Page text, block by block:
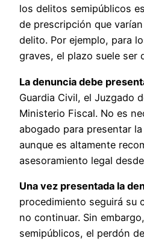
los delitos semipúblicos
de prescripción que
delito. Por ejemplo, para
graves, el plazo suele ser
La denuncia debe
Guardia Civil, el Juzgado
Ministerio Fiscal. No es
abogado para presentar
aunque es altamente
asesoramiento legal
Una vez presentada la
procedimiento seguirá su
no continuar. Sin
semipúblicos, el perdón